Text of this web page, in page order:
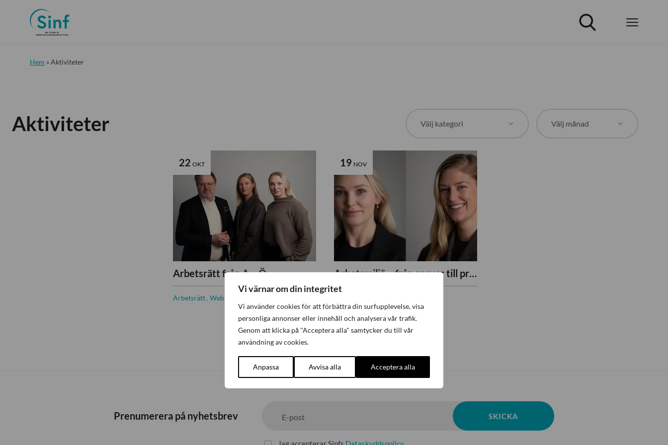
Vi värnar om din integritet
Vi använder cookies för att förbättra din surfupplevelse, visa
personliga annonser eller innehåll och analysera vår trafik.
Genom att klicka på "Acceptera alla" samtycker du till vår
användning av cookies.
Anpassa Avvisa alla Acceptera alla
Hem »Aktiviteter
Aktiviteter
22 OKT
Arbetsrätt från A – Ö
Arbetsrätt , Webbinarium
19 NOV
Arbetsmiljö – från ansvar till praktisk handling
Digital utbildning
Prenumerera på nyhetsbrev E-post SKICKA